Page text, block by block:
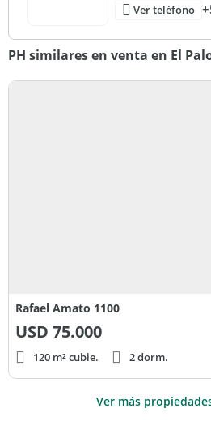
Ver teléfono
PH similares en venta en El
Rafael Amato 1100
USD 75.000
120 m² cubie. 2 dorm.
Ver más